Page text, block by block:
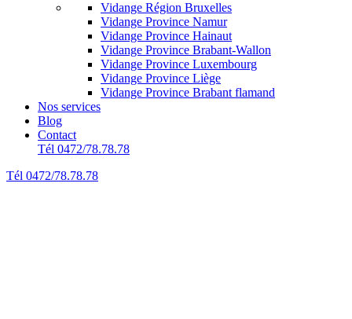
Vidange Région Bruxelles
Vidange Province Namur
Vidange Province Hainaut
Vidange Province Brabant-Wallon
Vidange Province Luxembourg
Vidange Province Liège
Vidange Province Brabant flamand
Nos services
Blog
Contact
Tél 0472/78.78.78
Tél 0472/78.78.78